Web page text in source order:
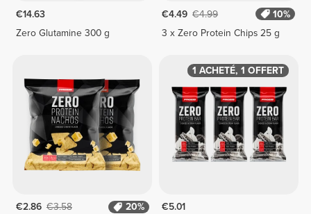
€14.63
Zero Glutamine 300 g
€4.49 €4.99
10%
3 x Zero Protein Chips 25 g
€2.86 €3.58
20%
1 ACHETÉ, 1 OFFERT
€5.01